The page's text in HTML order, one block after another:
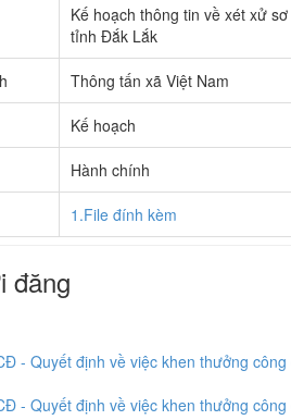
Kế hoạch thông tin về xét xử
tỉnh Đắk Lắk
Thông tấn xã Việt Nam
Kế hoạch
Hành chính
1.File đính kèm
đăng
- Quyết định về việc khen thưởng
- Quyết định về việc khen thưởng